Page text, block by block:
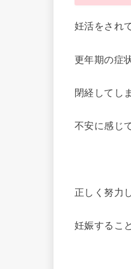
妊活をされ
更年期の症
閉経してし
不安に感じ
正しく努力
妊娠するこ